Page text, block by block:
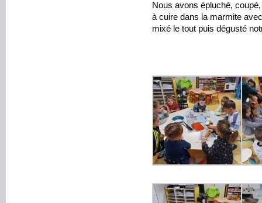
Nous avons épluché,
à cuire dans la marmite
mixé le tout puis dégusté